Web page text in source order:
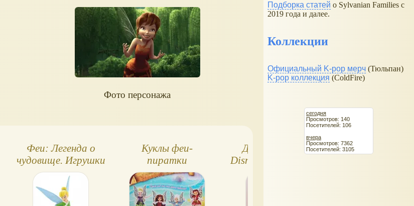
Фото персонажа
Феи: Легенда о
чудовище. Игрушки
Куклы феи-
пиратки
Джейн, кукла
Disney Descendants
Кукла Asha Wish
Подборка статей о Sylvanian Families с
2019 года и далее.
Коллекции
Официальный K-pop мерч (Тюльпан)
K-pop коллекция (ColdFire)
сегодня
Просмотров: 140
Посетителей: 106
вчера
Просмотров: 7362
Посетителей: 3105